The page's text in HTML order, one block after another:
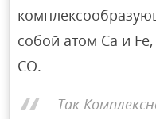
собой атом Ca и
CO.
Так